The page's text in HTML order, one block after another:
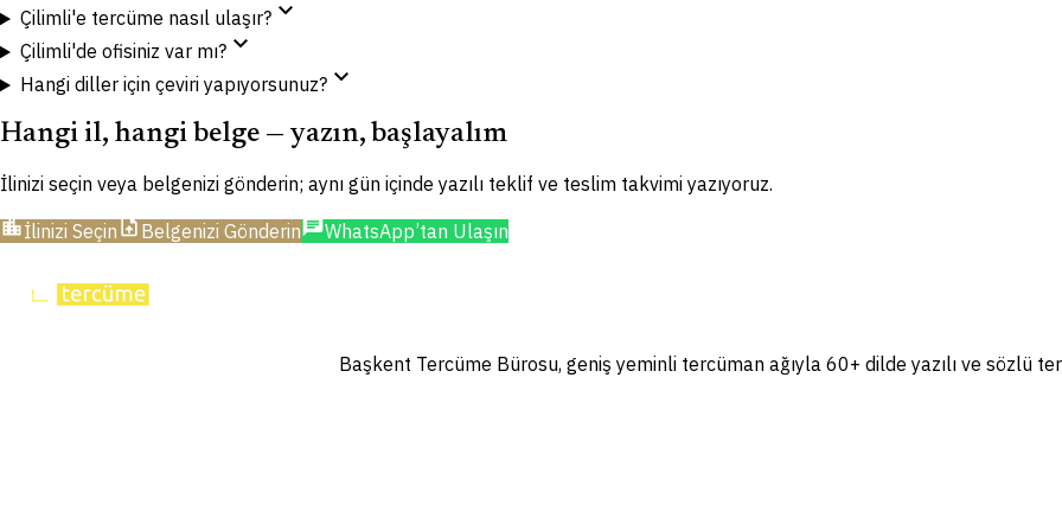
Çilimli'e tercüme nasıl ulaşır?expand_more
Çilimli'de ofisiniz var mı?expand_more
Hangi diller için çeviri yapıyorsunuz?expand_more
Hangi il, hangi belge — yazın, başlayalım
İlinizi seçin veya belgenizi gönderin; aynı gün içinde yazılı teklif ve teslim takvimi yazıyoruz.
location_cityİlinizi Seçinupload_fileBelgenizi GönderinchatWhatsApp’tan Ulaşın
Başkent Tercüme Bürosu, geniş yeminli tercüman ağıyla 60+ dilde yazılı ve sözlü